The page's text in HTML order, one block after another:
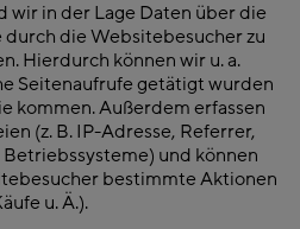
wir in der Lage Daten über die
die Websitebesucher zu
Hierdurch können wir u. a.
Seitenaufrufe getätigt wurden
kommen. Außerdem erfassen
(z. B. IP-Adresse, Referrer,
und können
bestimmte Aktionen
u. Ä.).